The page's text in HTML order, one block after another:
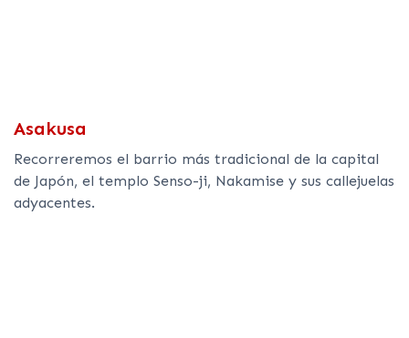
Asakusa
Recorreremos el barrio más tradicional de la capital
de Japón, el templo Senso-ji, Nakamise y sus callejuelas
adyacentes.